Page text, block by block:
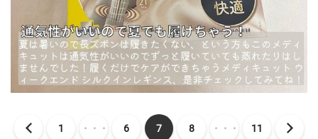
1 ・・・ 6 7 8 ・・・ 11